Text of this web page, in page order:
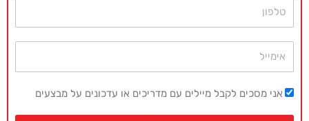
אני מסכים לקבל מיילים עם מדריכים או עדכונים על מבצעים